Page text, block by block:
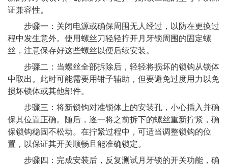
证兼容性。
步骤一：关闭电源或确保周围无人经过，以防在更换过
程中发生意外。使用螺丝刀轻轻拧开月牙锁周围的固定螺
丝，注意保存好这些螺丝以便后续安装。
步骤二：当螺丝全部拆除后，轻轻将损坏的锁钩从锁体
中取出。此时可能需要用钳子辅助，但要避免过度用力以免
损坏锁体或其他部件。
步骤三：将新锁钩对准锁体上的安装孔，小心插入并确
保其位置正确。随后，逐一将之前拆下的螺丝重新拧紧，确
保锁钩稳固不松动。在拧紧过程中，可适当调整锁钩的位
置，以保证其开关顺畅且能准确锁定。
步骤四：完成安装后，反复测试月牙锁的开关功能，确